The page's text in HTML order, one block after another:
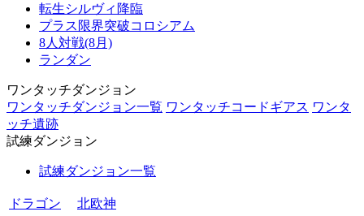
転生シルヴィ降臨
プラス限界突破コロシアム
8人対戦(8月)
ランダン
ワンタッチダンジョン
ワンタッチダンジョン一覧 ワンタッチコードギアス ワンタ
ッチ遺跡
試練ダンジョン
試練ダンジョン一覧
ドラゴン
北欧神